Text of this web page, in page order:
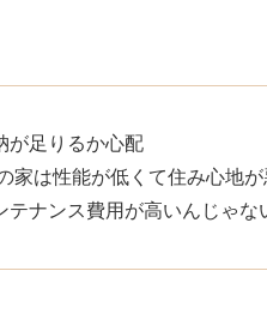
が足りるか心配
家は性能が低くて住み心地が
テナンス費用が高いんじゃな